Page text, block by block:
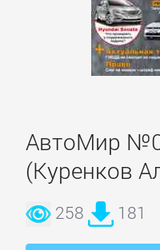
АвтоМир
(Куренков
258 181
Современные
детективы
детективы
ДЕТСКИЕ
КНИГИ